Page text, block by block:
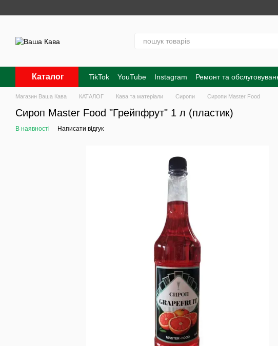
Каталог TikTok YouTube Instagram Ремонт та
Контакти
Про нас Оплата і доставка Обмін та
Магазин Ваша Кава КАТАЛОГ Кава та матеріали Сиропи Сиропи Master Food
Сироп Master Food "Грейпфрут" 1 л (пластик)
В наявності Написати відгук